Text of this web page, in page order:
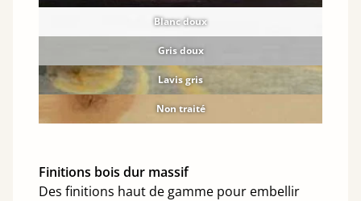
Blanc doux
Gris doux
Lavis gris
Non traité
Finitions bois dur massif
Des finitions haut de gamme pour embellir